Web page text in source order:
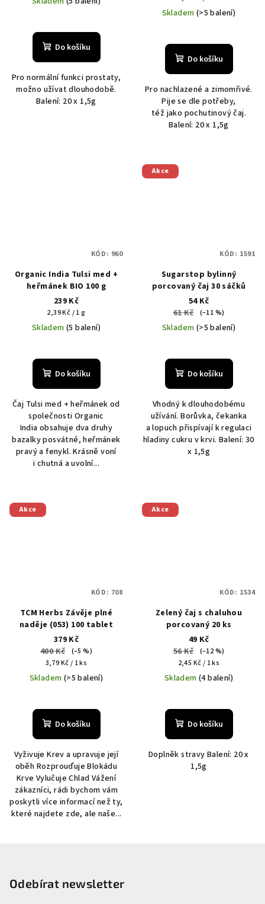
Do košíku
Pro normální funkci prostaty,
možno užívat dlouhodobě.
Balení: 20 x 1,5g
cena:
Skladem (>5 balení)
Do košíku
Pro nachlazené a zimomřivé.
Pije se dle potřeby,
též jako pochutinový čaj.
Balení: 20 x 1,5g
Organic India Tulsi med +
heřmánek BIO 100 g
239 Kč
Měrná
cena:
2,39 Kč / 1 g
Skladem(5 balení)
Do košíku
Čaj Tulsi med + heřmánek od
společnosti Organic
India obsahuje dva druhy
bazalky posvátné, heřmánek
pravý a fenykl. Krásně voní
i chutná a uvolní...
KÓD: 960
Akce
Sugarstop bylinný
porcovaný čaj 30 sáčků
54 Kč
61 Kč
(–11 %)
Skladem (>5 balení)
Do košíku
Vhodný k dlouhodobému
užívání. Borůvka, čekanka
a lopuch přispívají k regulaci
hladiny cukru v krvi. Balení: 30
x 1,5g
KÓD: 1591
Akce
TCM Herbs Závěje plné
naděje (053) 100 tablet
379 Kč
400 Kč
(–5 %)
Měrná
cena:
3,79 Kč / 1 ks
Skladem (>5 balení)
Do košíku
Vyživuje Krev a upravuje její
oběh Rozprouďuje Blokádu
Krve Vylučuje Chlad Vážení
zákazníci, rádi bychom vám
poskytli více informací než ty,
které najdete zde, ale naše...
KÓD: 708
Akce
Zelený čaj s chaluhou
porcovaný 20 ks
49 Kč
56 Kč
(–12 %)
Měrná
cena:
2,45 Kč / 1 ks
Skladem(4 balení)
Do košíku
Doplněk stravy Balení: 20 x
1,5g
KÓD: 1534
Odebírat newsletter